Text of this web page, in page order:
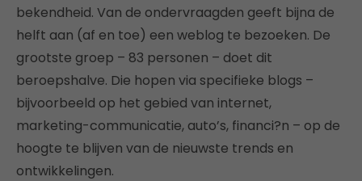
bekendheid. Van de ondervraagden geeft bijna de
helft aan (af en toe) een weblog te bezoeken. De
grootste groep – 83 personen – doet dit
beroepshalve. Die hopen via specifieke blogs –
bijvoorbeeld op het gebied van internet,
marketing-communicatie, auto’s, financi?n – op de
hoogte te blijven van de nieuwste trends en
ontwikkelingen.